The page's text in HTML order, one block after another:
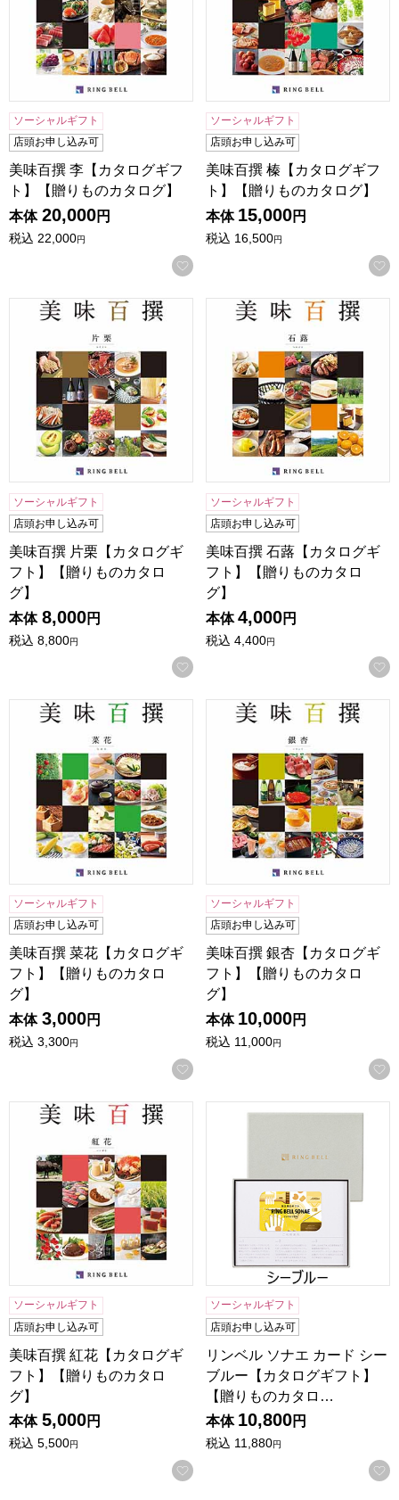
ソーシャルギフト
店頭お申し込み可
美味百撰 李【カタログギフ
ト】【贈りものカタログ】
本体 20,000円
税込 22,000円
お気に入りに登録する
ソーシャルギフト
店頭お申し込み可
美味百撰 榛【カタログギフ
ト】【贈りものカタログ】
本体 15,000円
税込 16,500円
美味百撰 片栗【カタログギフト】【贈りものカタログ】
ソーシャルギフト
店頭お申し込み可
美味百撰 片栗【カタログギ
フト】【贈りものカタロ
グ】
本体 8,000円
税込 8,800円
お気に入りに登録する
美味百撰 石蕗【カタログギ
ソーシャルギフト
店頭お申し込み可
美味百撰 石蕗【カタログギ
フト】【贈りものカタロ
グ】
本体 4,000円
税込 4,400円
美味百撰 菜花【カタログギフト】【贈りものカタログ】
ソーシャルギフト
店頭お申し込み可
美味百撰 菜花【カタログギ
フト】【贈りものカタロ
グ】
本体 3,000円
税込 3,300円
お気に入りに登録する
美味百撰 銀杏【カタログギ
ソーシャルギフト
店頭お申し込み可
美味百撰 銀杏【カタログギ
フト】【贈りものカタロ
グ】
本体 10,000円
税込 11,000円
美味百撰 紅花【カタログギフト】【贈りものカタログ】
ソーシャルギフト
店頭お申し込み可
美味百撰 紅花【カタログギ
フト】【贈りものカタロ
グ】
本体 5,000円
税込 5,500円
お気に入りに登録する
リンベル ソナエ カード シー
ソーシャルギフト
店頭お申し込み可
リンベル ソナエ カード シー
ブルー【カタログギフト】
【贈りものカタロ…
本体 10,800円
税込 11,880円